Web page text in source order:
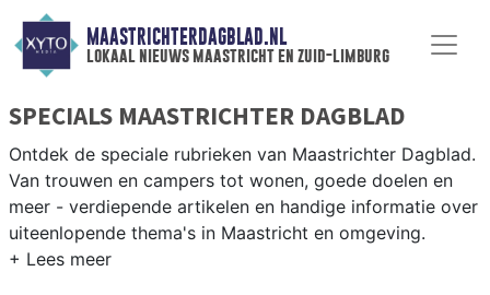
MAASTRICHTERDAGBLAD.NL
lokaal nieuws maastricht en zuid-limburg
SPECIALS MAASTRICHTER DAGBLAD
Ontdek de speciale rubrieken van Maastrichter Dagblad.
Van trouwen en campers tot wonen, goede doelen en
meer - verdiepende artikelen en handige informatie over
uiteenlopende thema's in Maastricht en omgeving.